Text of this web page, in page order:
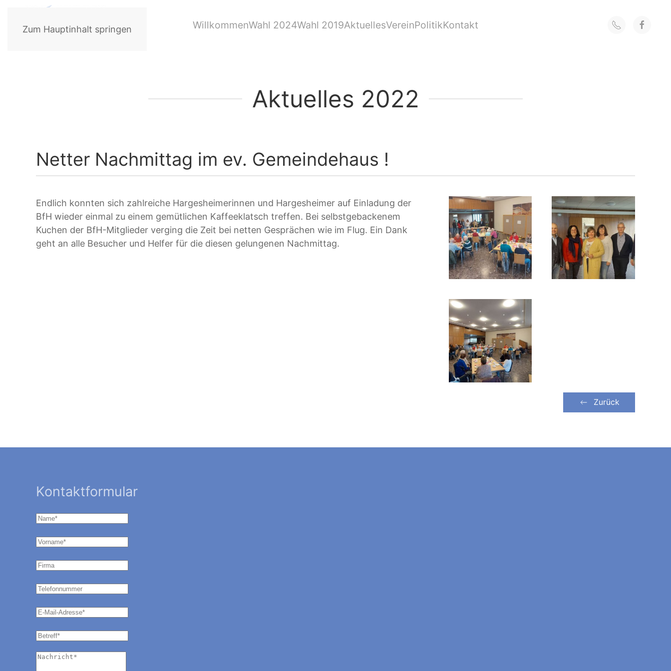
Zum Hauptinhalt springen WillkommenWahl 2024Wahl 2019AktuellesVereinPolitikKontakt
Aktuelles 2022
Netter Nachmittag im ev. Gemeindehaus !
Endlich konnten sich zahlreiche Hargesheimerinnen und Hargesheimer auf Einladung der
BfH wieder einmal zu einem gemütlichen Kaffeeklatsch treffen. Bei selbstgebackenem
Kuchen der BfH-Mitglieder verging die Zeit bei netten Gesprächen wie im Flug. Ein Dank
geht an alle Besucher und Helfer für die diesen gelungenen Nachmittag.
Zurück
Kontaktformular